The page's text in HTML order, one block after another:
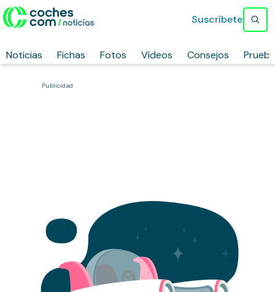
Noticias Fichas Fotos Vídeos Consejos
Suscríbete
Publicidad